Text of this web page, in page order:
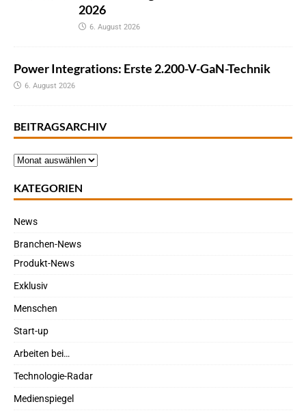
2026
6. August 2026
Power Integrations: Erste 2.200-V-GaN-Technik
6. August 2026
BEITRAGSARCHIV
KATEGORIEN
News
Branchen-News
Produkt-News
Exklusiv
Menschen
Start-up
Arbeiten bei…
Technologie-Radar
Medienspiegel